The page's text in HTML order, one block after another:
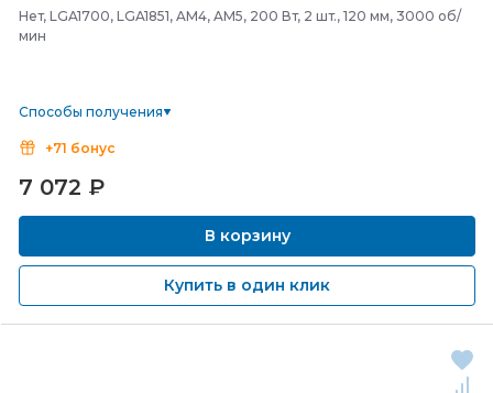
Нет, LGA1700, LGA1851, AM4, AM5, 200 Вт, 2 шт., 120 мм, 3000 об/
мин
Способы получения
+71 бонус
7 072 ₽
В корзину
Купить в один клик